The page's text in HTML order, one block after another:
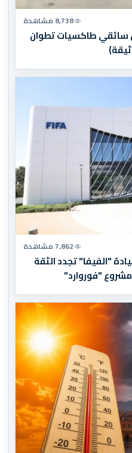
8,738 مشاهدة
سائقي طاكسيات تطوان
7,862 مشاهدة
"الفيفا" تجدد الثقة
"فوروارد"